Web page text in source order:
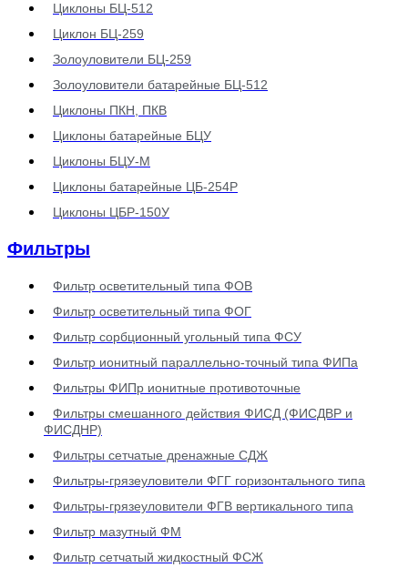
Циклоны БЦ-512
Циклон БЦ-259
Золоуловители БЦ-259
Золоуловители батарейные БЦ-512
Циклоны ПКН, ПКВ
Циклоны батарейные БЦУ
Циклоны БЦУ-М
Циклоны батарейные ЦБ-254Р
Циклоны ЦБР-150У
Фильтры
Фильтр осветительный типа ФОВ
Фильтр осветительный типа ФОГ
Фильтр сорбционный угольный типа ФСУ
Фильтр ионитный параллельно-точный типа ФИПа
Фильтры ФИПр ионитные противоточные
Фильтры смешанного действия ФИСД (ФИСДВР и
ФИСДНР)
Фильтры сетчатые дренажные СДЖ
Фильтры-грязеуловители ФГГ горизонтального типа
Фильтры-грязеуловители ФГВ вертикального типа
Фильтр мазутный ФМ
Фильтр сетчатый жидкостный ФСЖ